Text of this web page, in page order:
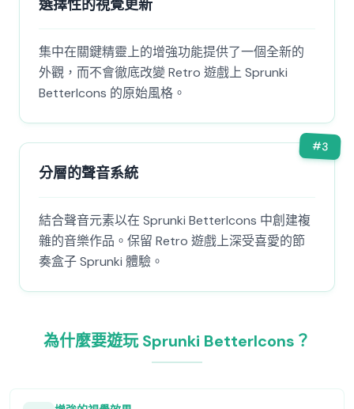
選擇性的視覺更新
集中在關鍵精靈上的增強功能提供了一個全新的
外觀，而不會徹底改變 Retro 遊戲上 Sprunki
BetterIcons 的原始風格。
#3
分層的聲音系統
結合聲音元素以在 Sprunki BetterIcons 中創建複
雜的音樂作品。保留 Retro 遊戲上深受喜愛的節
奏盒子 Sprunki 體驗。
為什麼要遊玩 Sprunki BetterIcons？